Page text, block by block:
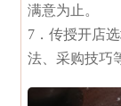
满意为止。
7．传授开店
法、采购技巧